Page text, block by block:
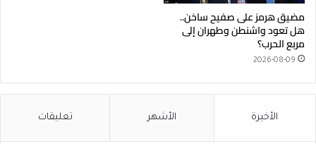
مضيق هرمز على صفيح ساخن..
هل تعود واشنطن وطهران إلى
مربع الحرب؟
2026-08-09
الأخيرة الأشهر تعليقات